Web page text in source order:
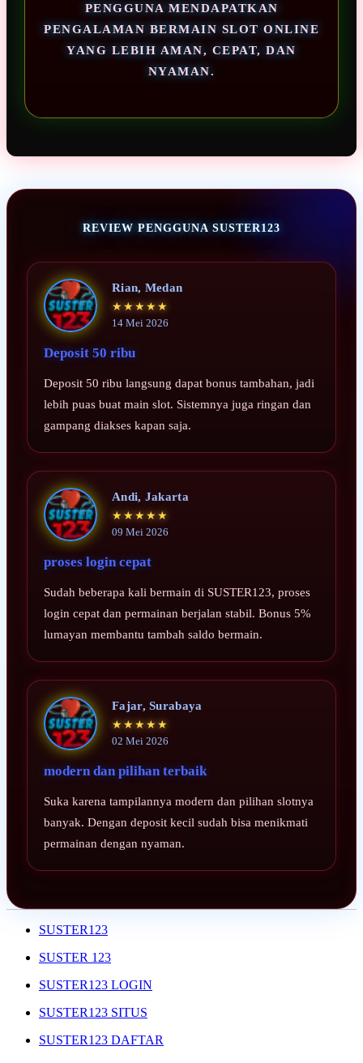
PENGGUNA MENDAPATKAN
PENGALAMAN BERMAIN SLOT ONLINE
YANG LEBIH AMAN, CEPAT, DAN
NYAMAN.
REVIEW PENGGUNA SUSTER123
Rian, Medan
★★★★★
14 Mei 2026
Deposit 50 ribu
Deposit 50 ribu langsung dapat bonus tambahan, jadi
lebih puas buat main slot. Sistemnya juga ringan dan
gampang diakses kapan saja.
Andi, Jakarta
★★★★★
09 Mei 2026
proses login cepat
Sudah beberapa kali bermain di SUSTER123, proses
login cepat dan permainan berjalan stabil. Bonus 5%
lumayan membantu tambah saldo bermain.
Fajar, Surabaya
★★★★★
02 Mei 2026
modern dan pilihan terbaik
Suka karena tampilannya modern dan pilihan slotnya
banyak. Dengan deposit kecil sudah bisa menikmati
permainan dengan nyaman.
SUSTER123
SUSTER 123
SUSTER123 LOGIN
SUSTER123 SITUS
SUSTER123 DAFTAR